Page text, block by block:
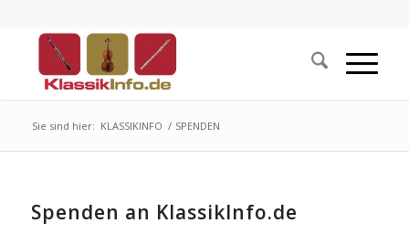
Sie sind hier: KLASSIKINFO / SPENDEN
Spenden an KlassikInfo.de